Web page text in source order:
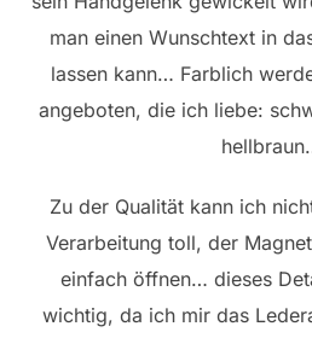
man einen Wunschtext in
lassen kann… Farblich
angeboten, die ich liebe:
Zu der Qualität kann ich
Verarbeitung toll, der
einfach öffnen… dieses
wichtig, da ich mir das